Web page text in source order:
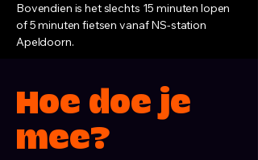
Bovendien is het slechts 15 minuten lopen
of 5 minuten fietsen vanaf NS-station
Apeldoorn.
Hoe doe je
mee?